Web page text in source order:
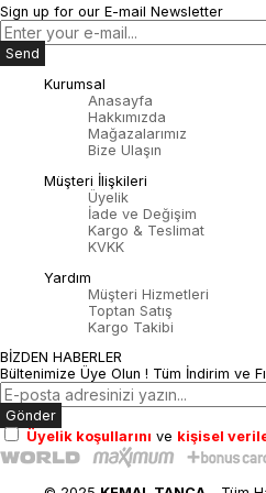
Sign up for our E-mail Newsletter
Send
Kurumsal
Anasayfa
Hakkımızda
Mağazalarımız
Bize Ulaşın
Müşteri İlişkileri
Üyelik
İade ve Değişim
Kargo & Teslimat
KVKK
Yardım
Müşteri Hizmetleri
Toptan Satış
Kargo Takibi
BİZDEN HABERLER
Bültenimize Üye Olun ! Tüm İndirim ve
Gönder
Üyelik koşullarını ve kişisel